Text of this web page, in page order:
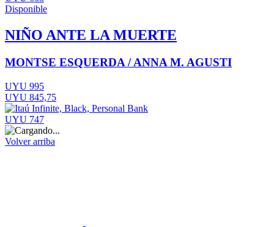
Disponible
NIÑO ANTE LA MUERTE
MONTSE ESQUERDA / ANNA M. AGUSTI
UYU 995
UYU 845,75
UYU 747
Volver arriba